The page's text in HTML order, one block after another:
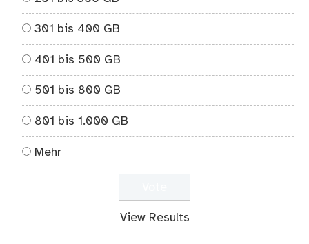
301 bis 400 GB
401 bis 500 GB
501 bis 800 GB
801 bis 1.000 GB
Mehr
View Results